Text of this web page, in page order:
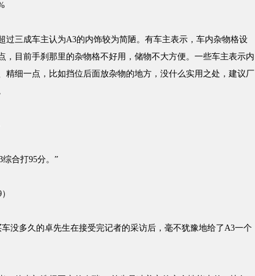
三成车主认为A3的内饰较为简陋。有车主表示，车内杂物格设
，目前手刹那里的杂物格不好用，储物不大方便。一些车主表示内
精细一点，比如挡位后面放杂物的地方，没什么实用之处，建议厂
合打95分。”
多久的卓先生在接受完记者的采访后，毫不犹豫地给了A3一个